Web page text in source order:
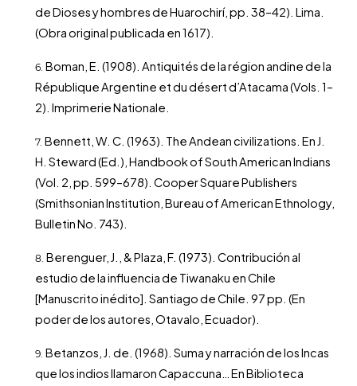
de Dioses y hombres de Huarochirí, pp. 38–42). Lima.
(Obra original publicada en 1617).
Boman, E. (1908). Antiquités de la région andine de la
République Argentine et du désert d’Atacama (Vols. 1–
2). Imprimerie Nationale.
Bennett, W. C. (1963). The Andean civilizations. En J.
H. Steward (Ed.), Handbook of South American Indians
(Vol. 2, pp. 599–678). Cooper Square Publishers
(Smithsonian Institution, Bureau of American Ethnology,
Bulletin No. 743).
Berenguer, J., & Plaza, F. (1973). Contribución al
estudio de la influencia de Tiwanaku en Chile
[Manuscrito inédito]. Santiago de Chile. 97 pp. (En
poder de los autores, Otavalo, Ecuador).
Betanzos, J. de. (1968). Suma y narración de los Incas
que los indios llamaron Capaccuna… En Biblioteca